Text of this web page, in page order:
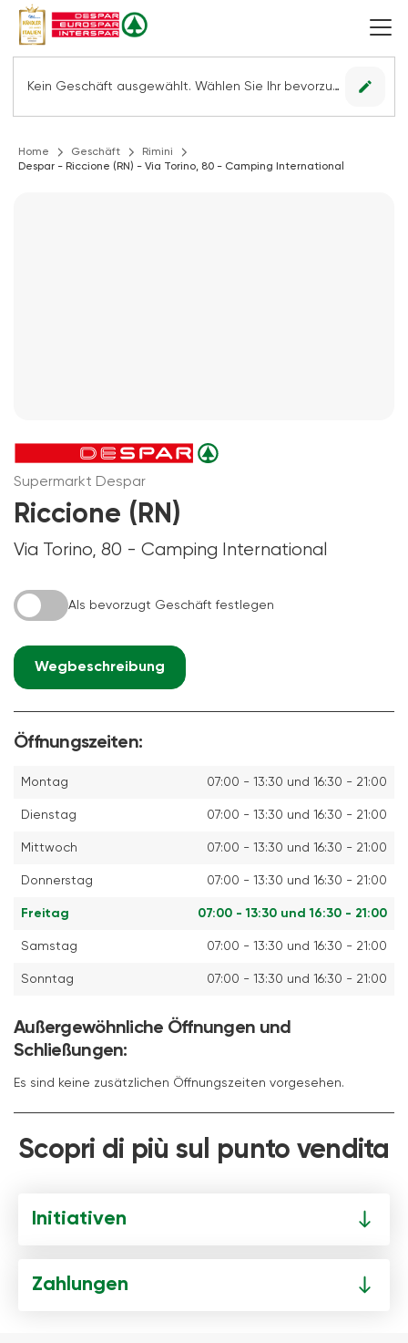
Kein Geschäft ausgewählt. Wählen Sie Ihr bevorzugtes Geschäft, um alle Angebote sehen zu können. edit
Home Geschäft
Rimini
Despar - Riccione (RN) - Via Torino, 80 - Camping International
Supermarkt Despar
Riccione (RN)
Via Torino, 80 - Camping International
Als bevorzugt Geschäft festlegen
Wegbeschreibung
Öffnungszeiten:
Montag 07:00 - 13:30 und 16:30 - 21:00
Dienstag 07:00 - 13:30 und 16:30 - 21:00
Mittwoch 07:00 - 13:30 und 16:30 - 21:00
Donnerstag 07:00 - 13:30 und 16:30 - 21:00
Freitag 07:00 - 13:30 und 16:30 - 21:00
Samstag 07:00 - 13:30 und 16:30 - 21:00
Sonntag 07:00 - 13:30 und 16:30 - 21:00
Außergewöhnliche Öffnungen und
Schließungen:
Es sind keine zusätzlichen Öffnungszeiten vorgesehen.
Scopri di più sul punto vendita
Initiativen
Zahlungen